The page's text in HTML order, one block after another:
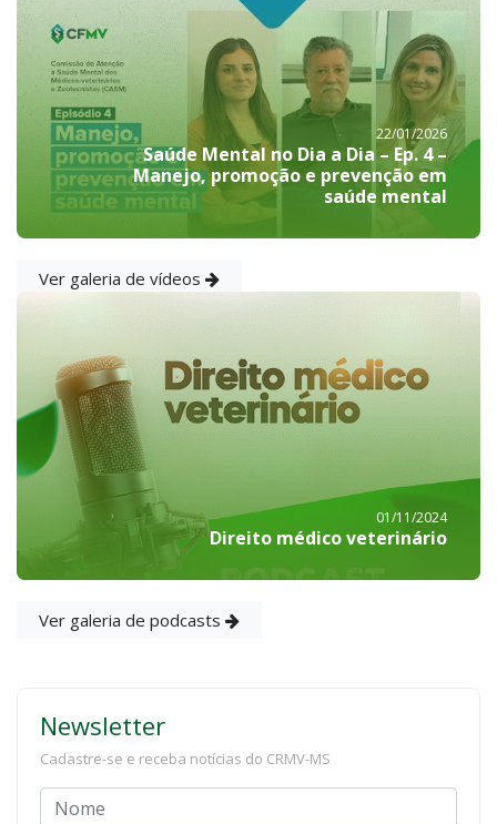
22/01/2026
Saúde Mental no Dia a Dia – Ep. 4 –
Manejo, promoção e prevenção em
saúde mental
Ver galeria de vídeos
01/11/2024
Direito médico veterinário
Ver galeria de podcasts
Newsletter
Cadastre-se e receba notícias do CRMV-MS